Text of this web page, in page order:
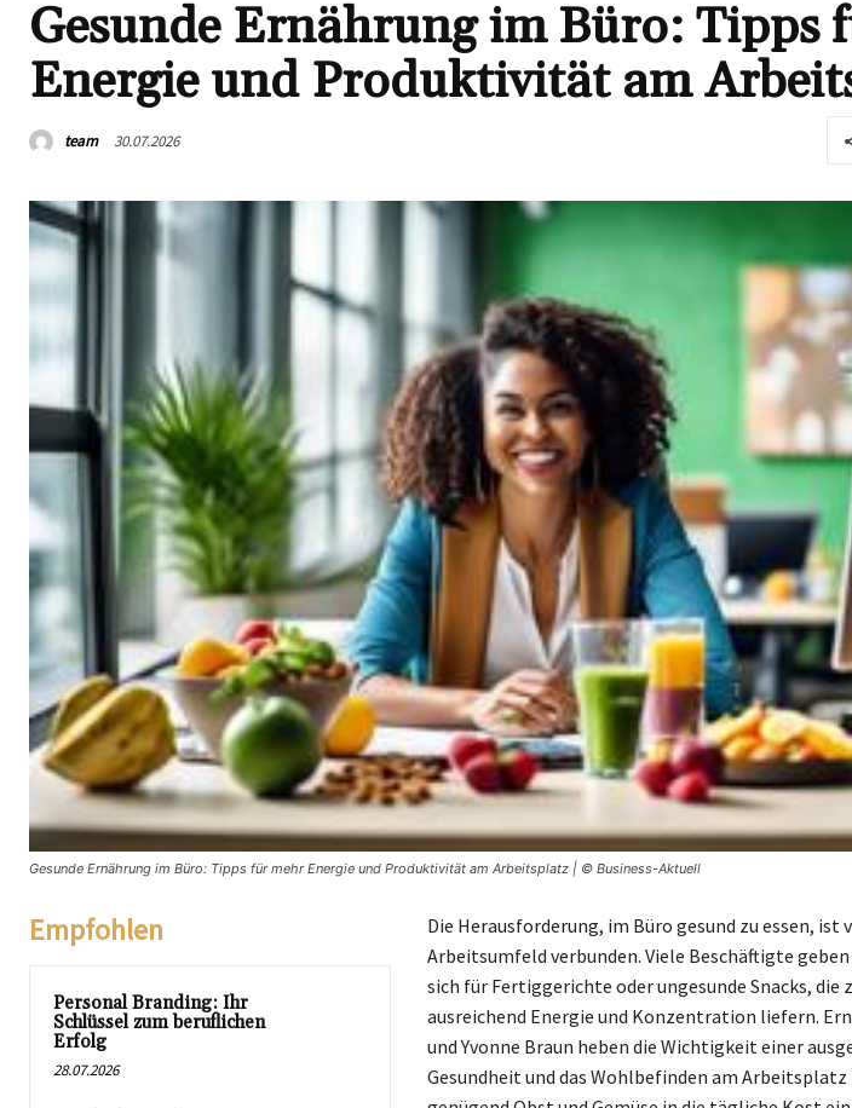
Gesunde Ernährung im Büro: Tipps
Energie und Produktivität am
team 30.07.2026
Gesunde Ernährung im Büro: Tipps für mehr Energie und Produktivität am Arbeitsplatz | © Business-Aktuell
Empfohlen
Personal Branding: Ihr
Schlüssel zum beruflichen
Erfolg
28.07.2026
Die Herausforderung, im Büro gesund zu essen,
Arbeitsumfeld verbunden. Viele Beschäftigte
sich für Fertiggerichte oder ungesunde Snacks,
ausreichend Energie und Konzentration liefern.
und Yvonne Braun heben die Wichtigkeit einer
Gesundheit und das Wohlbefinden am